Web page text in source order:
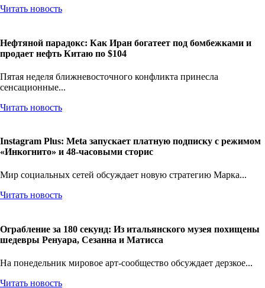
Читать новость
Нефтяной парадокс: Как Иран богатеет под бомбежками и
продает нефть Китаю по $104
Пятая неделя ближневосточного конфликта принесла
сенсационные...
Читать новость
Instagram Plus: Meta запускает платную подписку с режимом
«Инкогнито» и 48-часовыми сторис
Мир социальных сетей обсуждает новую стратегию Марка...
Читать новость
Ограбление за 180 секунд: Из итальянского музея похищены
шедевры Ренуара, Сезанна и Матисса
На понедельник мировое арт-сообщество обсуждает дерзкое...
Читать новость